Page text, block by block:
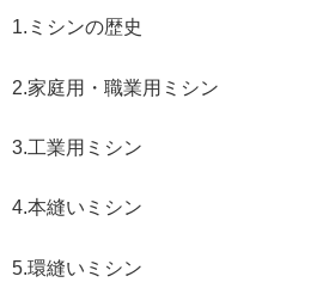
1.ミシンの歴史
2.家庭用・職業用ミシン
3.工業用ミシン
4.本縫いミシン
5.環縫いミシン